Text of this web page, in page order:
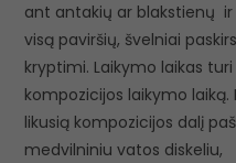
ant antakių ar blakstienų
visą paviršių, švelniai
kryptimi. Laikymo laikas
kompozicijos laikymo laiką.
likusią kompozicijos dalį
medvilniniu vatos diskeliu,